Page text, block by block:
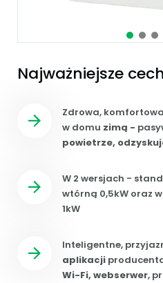
Najważniejsze
Zdrowa,
w domu zimą -
powietrze,
W 2 wersjach -
wtórną 0,5kW oraz
1kW
Inteligentne,
aplikacji
Wi-Fi, webserwer,